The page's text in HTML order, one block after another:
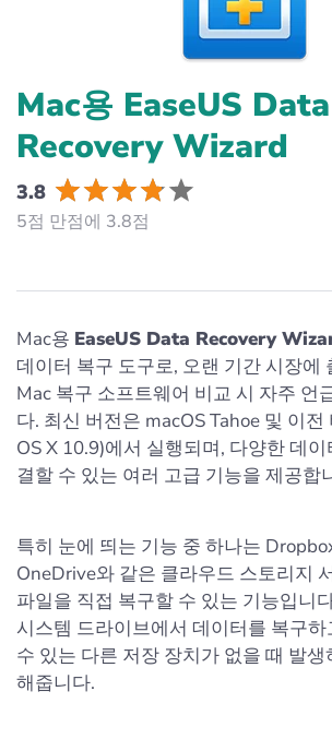
Mac용 EaseUS Data
Recovery Wizard
3.8
5점 만점에 3.8점
Mac용 EaseUS Data Recovery
데이터 복구 도구로, 오랜 기간 시장에
Mac 복구 소프트웨어 비교 시 자주 언
다. 최신 버전은 macOS Tahoe 및 이
OS X 10.9)에서 실행되며, 다양한 데
결할 수 있는 여러 고급 기능을 제공합
특히 눈에 띄는 기능 중 하나는
OneDrive와 같은 클라우드 스토리지
파일을 직접 복구할 수 있는 기능입니
시스템 드라이브에서 데이터를 복구
수 있는 다른 저장 장치가 없을 때 발
해줍니다.